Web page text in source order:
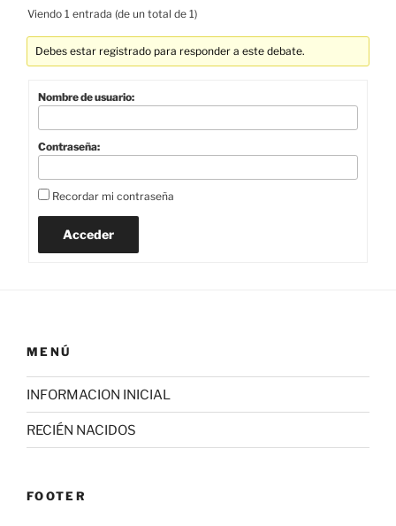
Viendo 1 entrada (de un total de 1)
Debes estar registrado para responder a este debate.
Nombre de usuario:
Contraseña:
Recordar mi contraseña
Acceder
MENÚ
INFORMACION INICIAL
RECIÉN NACIDOS
FOOTER